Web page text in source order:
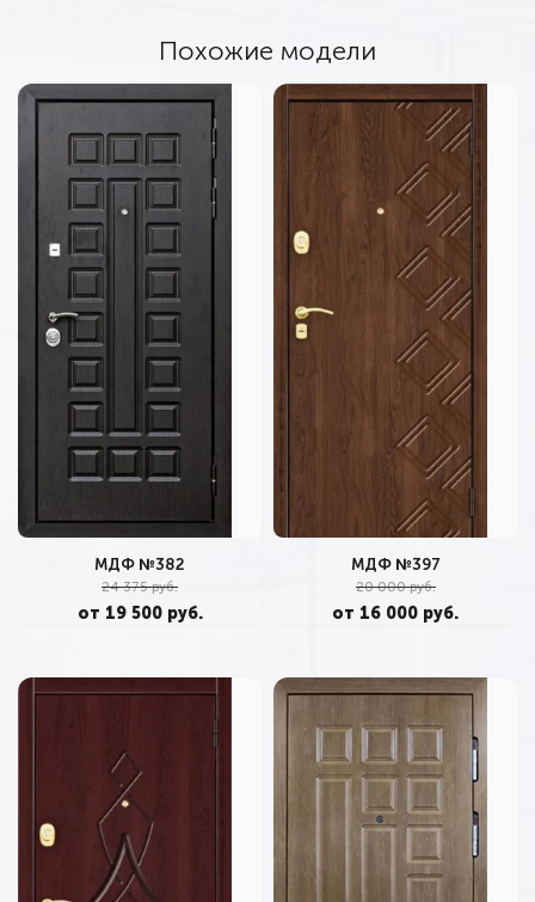
Похожие модели
МДФ №382
24 375 руб.
от 19 500 руб.
МДФ №397
20 000 руб.
от 16 000 руб.